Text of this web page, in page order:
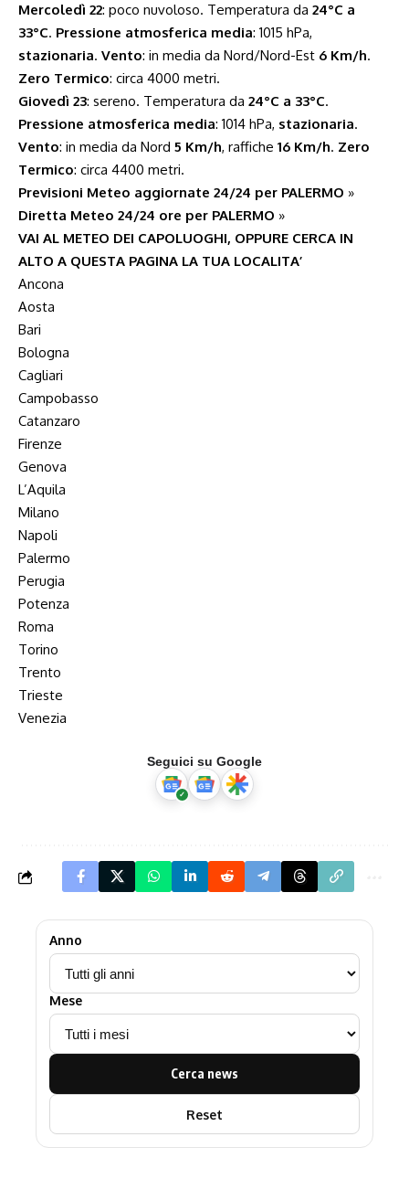
Mercoledì 22: poco nuvoloso. Temperatura da 24°C a
33°C. Pressione atmosferica media: 1015 hPa,
stazionaria. Vento: in media da Nord/Nord-Est 6 Km/h.
Zero Termico: circa 4000 metri.
Giovedì 23: sereno. Temperatura da 24°C a 33°C.
Pressione atmosferica media: 1014 hPa, stazionaria.
Vento: in media da Nord 5 Km/h, raffiche 16 Km/h. Zero
Termico: circa 4400 metri.
Previsioni Meteo aggiornate 24/24 per PALERMO »
Diretta Meteo 24/24 ore per PALERMO »
VAI AL METEO DEI CAPOLUOGHI, OPPURE CERCA IN
ALTO A QUESTA PAGINA LA TUA LOCALITA’
Ancona
Aosta
Bari
Bologna
Cagliari
Campobasso
Catanzaro
Firenze
Genova
L’Aquila
Milano
Napoli
Palermo
Perugia
Potenza
Roma
Torino
Trento
Trieste
Venezia
Seguici su Google
Anno
Mese
Cerca news
Reset